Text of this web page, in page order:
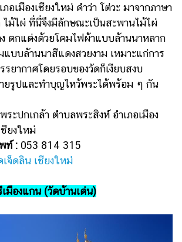
อเมืองเชียงใหม่ คำว่า โต่วะ มาจากภาษา
ไม้ไผ่ ที่นี่จึงมีลักษณะเป็นสะพานไม้ไผ่
ตกแต่งด้วยโคมไฟผ้าแบบล้านนาหลาก
บบล้านนาสีแดงสวยงาม เหมาะแก่การ
ยากาศโดยรอบของวัดก็เงียบสงบ
ยรูปและทำบุญไหว้พระได้พร้อม ๆ กัน
ระปกเกล้า ตำบลพระสิงห์ อำเภอเมือง
ชียงใหม่
ท์ : 053 814 315
เจ็ดลิน เชียงใหม่
มืองแกน (วัดบ้านเด่น)